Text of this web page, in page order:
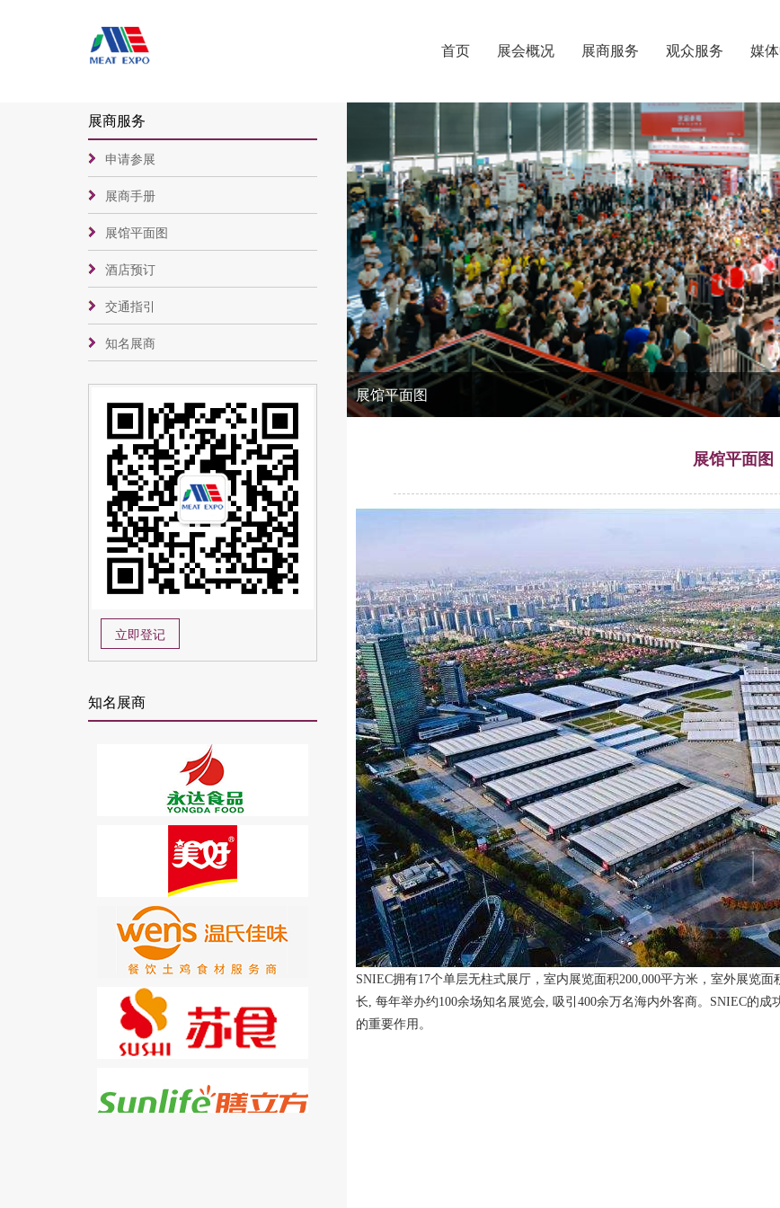
首页 展会概况 展商服务 观众服务 媒
展馆平面图
展馆平面图
SNIEC拥有17个单层无柱式展厅，室内展览面积200,000平方米，室外展览
长, 每年举办约100余场知名展览会, 吸引400余万名海内外客商。SNIEC的
的重要作用。
展商服务
申请参展
展商手册
展馆平面图
酒店预订
交通指引
知名展商
立即登记
知名展商